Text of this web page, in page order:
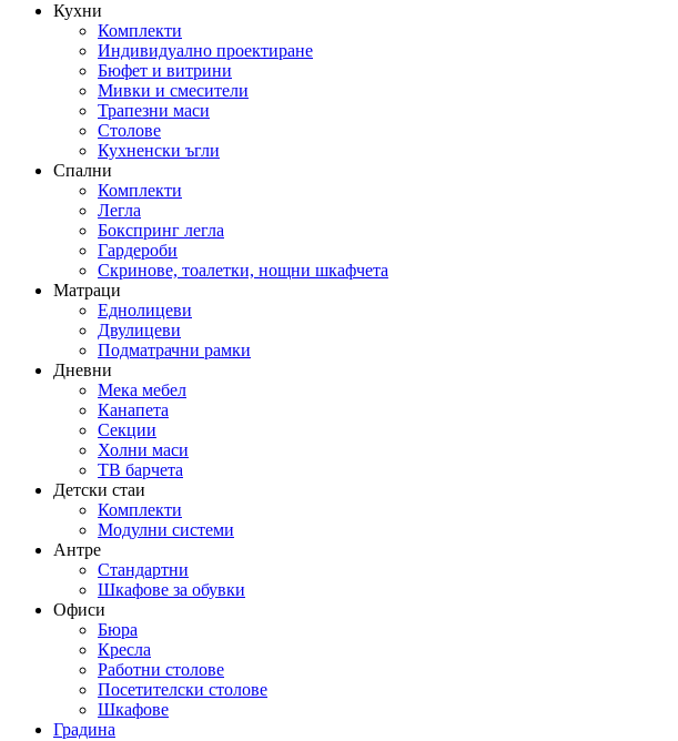
Кухни
Комплекти
Индивидуално проектиране
Бюфет и витрини
Мивки и смесители
Трапезни маси
Столове
Кухненски ъгли
Спални
Комплекти
Легла
Бокспринг легла
Гардероби
Скринове, тоалетки, нощни шкафчета
Матраци
Еднолицеви
Двулицеви
Подматрачни рамки
Дневни
Мека мебел
Канапета
Секции
Холни маси
ТВ барчета
Детски стаи
Комплекти
Модулни системи
Антре
Стандартни
Шкафове за обувки
Офиси
Бюра
Кресла
Работни столове
Посетителски столове
Шкафове
Градина